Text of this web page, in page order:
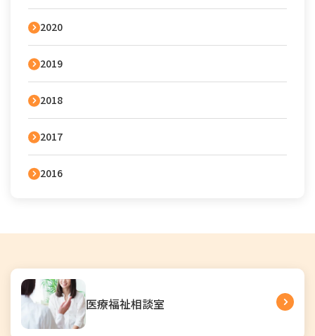
2020
2019
2018
2017
2016
医療福祉相談室